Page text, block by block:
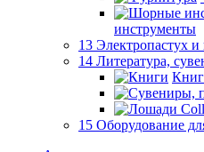
инструменты
13 Электропастух
14 Литература,
15 Оборудование